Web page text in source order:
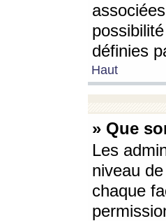
définies
Haut
» Que
Les
niveau
chaque